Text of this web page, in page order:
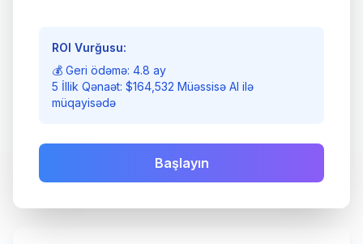
ROI Vurğusu:
💰 Geri ödəmə: 4.8 ay
5 İllik Qənaət: $164,532 Müəssisə AI ilə
müqayisədə
Başlayın